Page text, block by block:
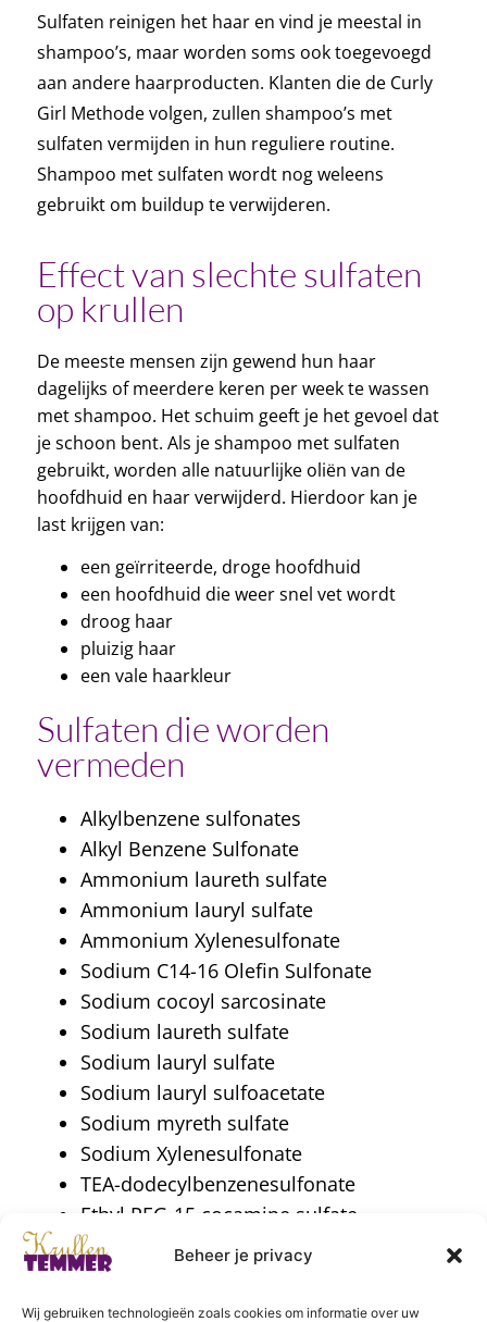
Beheer je privacy
Wij gebruiken technologieën zoals cookies om informatie over uw
7 lessen
Stappenplan rondom krullen knippen
9 lessen
Meer over krullen
2 lessen
Hydratatiebehandeling
Sulfaten reinigen het haar en vind je meestal in
shampoo’s, maar worden soms ook toegevoegd
aan andere haarproducten. Klanten die de Curly
Girl Methode volgen, zullen shampoo’s met
sulfaten vermijden in hun reguliere routine.
Shampoo met sulfaten wordt nog weleens
gebruikt om buildup te verwijderen.
Effect van slechte sulfaten
op krullen
De meeste mensen zijn gewend hun haar
dagelijks of meerdere keren per week te wassen
met shampoo. Het schuim geeft je het gevoel dat
je schoon bent. Als je shampoo met sulfaten
gebruikt, worden alle natuurlijke oliën van de
hoofdhuid en haar verwijderd. Hierdoor kan je
last krijgen van:
een geïrriteerde, droge hoofdhuid
een hoofdhuid die weer snel vet wordt
droog haar
pluizig haar
een vale haarkleur
Sulfaten die worden
vermeden
Alkylbenzene sulfonates
Alkyl Benzene Sulfonate
Ammonium laureth sulfate
Ammonium lauryl sulfate
Ammonium Xylenesulfonate
Sodium C14-16 Olefin Sulfonate
Sodium cocoyl sarcosinate
Sodium laureth sulfate
Sodium lauryl sulfate
Sodium lauryl sulfoacetate
Sodium myreth sulfate
Sodium Xylenesulfonate
TEA-dodecylbenzenesulfonate
Ethyl PEG-15 cocamine sulfate
Dioctyl sodium sulfosuccinate
Tip: Zoals je ziet eindigen ze allemaal op -ate.